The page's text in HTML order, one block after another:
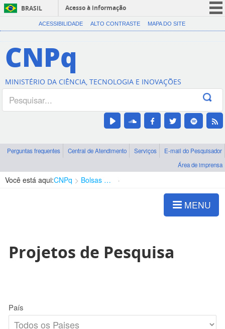
BRASIL
Acesso à informação
CORONAVÍRUS (COVID-19)
Canais
ACESSIBILIDADE ALTO CONTRASTE MAPA DO SITE
CNPq
MINISTÉRIO DA CIÊNCIA, TECNOLOGIA E INOVAÇÕES
Perguntas frequentes Central de Atendimento Serviços
E-mail do Pesquisador
Área de imprensa
Você está aqui:CNPq Bolsas e Auxílios Vigentes
MENU
Projetos de Pesquisa
País